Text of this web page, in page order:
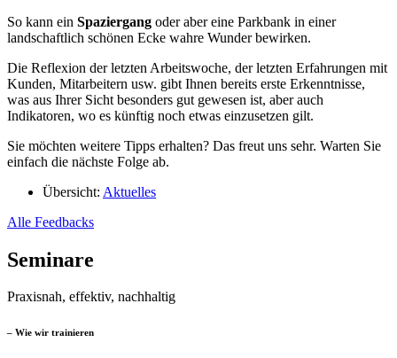
So kann ein Spaziergang oder aber eine Parkbank in einer
landschaftlich schönen Ecke wahre Wunder bewirken.
Die Reflexion der letzten Arbeitswoche, der letzten Erfahrungen mit
Kunden, Mitarbeitern usw. gibt Ihnen bereits erste Erkenntnisse,
was aus Ihrer Sicht besonders gut gewesen ist, aber auch
Indikatoren, wo es künftig noch etwas einzusetzen gilt.
Sie möchten weitere Tipps erhalten? Das freut uns sehr. Warten Sie
einfach die nächste Folge ab.
Übersicht: Aktuelles
Alle Feedbacks
Seminare
Praxisnah, effektiv, nachhaltig
– Wie wir trainieren